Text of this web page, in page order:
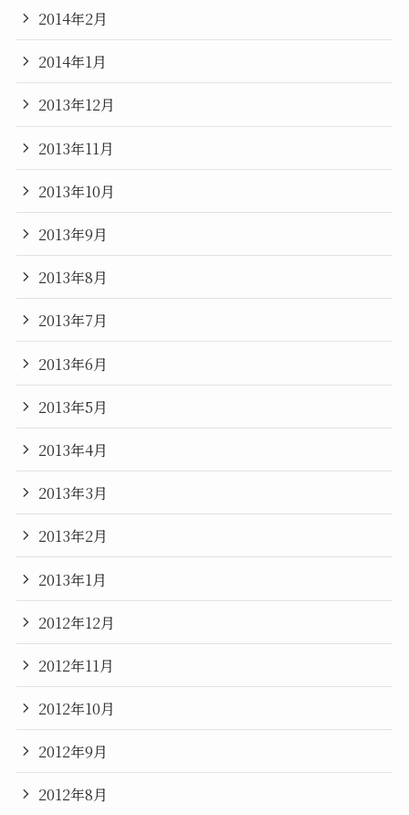
2014年2月
2014年1月
2013年12月
2013年11月
2013年10月
2013年9月
2013年8月
2013年7月
2013年6月
2013年5月
2013年4月
2013年3月
2013年2月
2013年1月
2012年12月
2012年11月
2012年10月
2012年9月
2012年8月